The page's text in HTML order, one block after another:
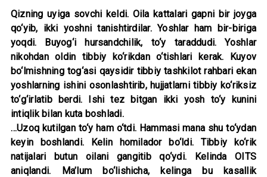
Qizning uyiga sovchi keldi. Oila kattalari gapni bir joyga
qo‘yib, ikki yoshni tanishtirdilar. Yoshlar ham bir-biriga
yoqdi. Buyog‘i hursandchilik, to‘y taraddudi. Yoshlar
nikohdan oldin tibbiy ko‘rikdan o‘tishlari kerak. Kuyov
bo‘lmishning tog‘asi qaysidir tibbiy tashkilot rahbari ekan
yoshlarning ishini osonlashtirib, hujjatlarni tibbiy ko‘riksiz
to‘g‘irlatib berdi. Ishi tez bitgan ikki yosh to‘y kunini
intiqlik bilan kuta boshladi.
…Uzoq kutilgan to‘y ham o‘tdi. Hammasi mana shu to‘ydan
keyin boshlandi. Kelin homilador bo‘ldi. Tibbiy ko‘rik
natijalari butun oilani gangitib qo‘ydi. Kelinda OITS
aniqlandi. Ma’lum bo‘lishicha, kelinga bu kasallik